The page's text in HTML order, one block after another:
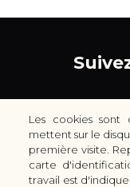
30 rue Colbert -
Les cookies sont
mettent sur le
première visite.
carte
travail est